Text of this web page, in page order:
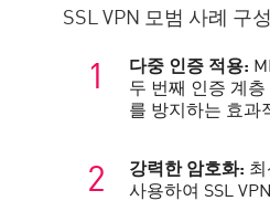
SSL VPN 모범 사례 구
다중 인증 적용:
두 번째 인증 계
를 방지하는 효과
강력한 암호화:
사용하여 SSL